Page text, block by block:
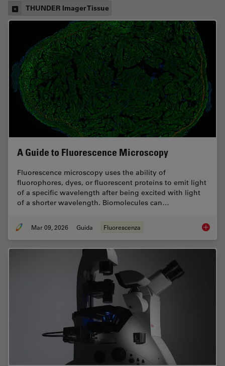
THUNDER Imager Tissue
A Guide to Fluorescence Microscopy
Fluorescence microscopy uses the ability of
fluorophores, dyes, or fluorescent proteins to emit light
of a specific wavelength after being excited with light
of a shorter wavelength. Biomolecules can…
Mar 09, 2026 Guida Fluorescenza A